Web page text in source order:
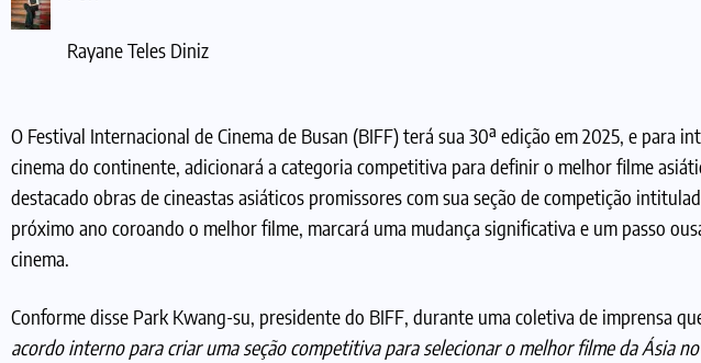
Rayane Teles Diniz
O Festival Internacional de Cinema de Busan (BIFF) terá sua 30ª edição em 2025, e para
cinema do continente, adicionará a categoria competitiva para definir o melhor filme
destacado obras de cineastas asiáticos promissores com sua seção de competição
próximo ano coroando o melhor filme, marcará uma mudança significativa e um passo
cinema.
Conforme disse Park Kwang-su, presidente do BIFF, durante uma coletiva de imprensa
acordo interno para criar uma seção competitiva para selecionar o melhor filme da Ásia